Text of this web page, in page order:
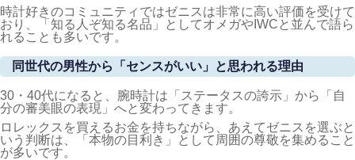
時計好きのコミュニティではゼニスは非常に高い評価を受けて
おり、「知る人ぞ知る名品」としてオメガやIWCと並んで語ら
れることも多いです。
同世代の男性から「センスがいい」と思われる理由
30・40代になると、腕時計は「ステータスの誇示」から「自
分の審美眼の表現」へと変わってきます。
ロレックスを買えるお金を持ちながら、あえてゼニスを選ぶと
いう判断は、「本物の目利き」として周囲の尊敬を集めること
が多いです。